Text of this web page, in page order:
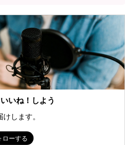
いね！しよう
します。